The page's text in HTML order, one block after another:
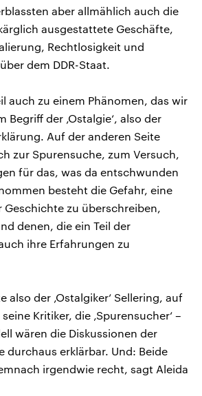
aber allmählich auch die
ausgestattete Geschäfte,
Rechtlosigkeit und
dem DDR-Staat.
auch zu einem Phänomen, das wir
Begriff der ‚Ostalgie‘, also der
Auf der anderen Seite
zur Spurensuche, zum Versuch,
für das, was da entschwunden
besteht die Gefahr, eine
Geschichte zu überschreiben,
denen, die ein Teil der
ihre Erfahrungen zu
also der ‚Ostalgiker‘ Sellering, auf
Kritiker, die ‚Spurensucher‘ –
wären die Diskussionen der
durchaus erklärbar. Und: Beide
irgendwie recht, sagt Aleida